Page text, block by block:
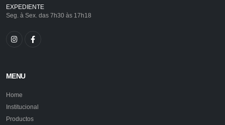
EXPEDIENTE
Seg. à Sex. das 7h30 às 17h18
MENU
Home
Institucional
Productos